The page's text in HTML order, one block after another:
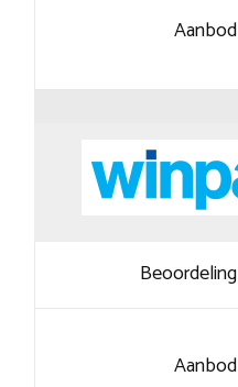
Aanbod
Beoordeling
Aanbod